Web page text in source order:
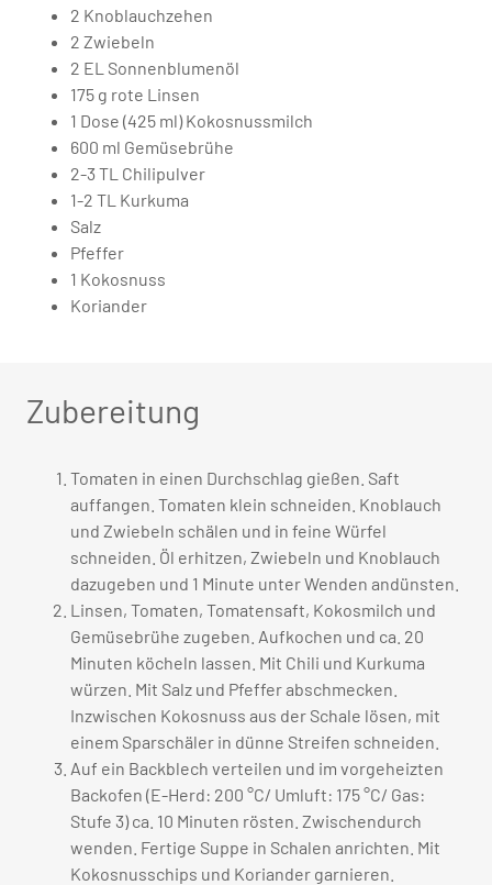
2 Knoblauchzehen
2 Zwiebeln
2 EL Sonnenblumenöl
175 g rote Linsen
1 Dose (425 ml) Kokosnussmilch
600 ml Gemüsebrühe
2-3 TL Chilipulver
1-2 TL Kurkuma
Salz
Pfeffer
1 Kokosnuss
Koriander
Zubereitung
Tomaten in einen Durchschlag gießen. Saft
auffangen. Tomaten klein schneiden. Knoblauch
und Zwiebeln schälen und in feine Würfel
schneiden. Öl erhitzen, Zwiebeln und Knoblauch
dazugeben und 1 Minute unter Wenden andünsten.
Linsen, Tomaten, Tomatensaft, Kokosmilch und
Gemüsebrühe zugeben. Aufkochen und ca. 20
Minuten köcheln lassen. Mit Chili und Kurkuma
würzen. Mit Salz und Pfeffer abschmecken.
Inzwischen Kokosnuss aus der Schale lösen, mit
einem Sparschäler in dünne Streifen schneiden.
Auf ein Backblech verteilen und im vorgeheizten
Backofen (E-Herd: 200 °C/ Umluft: 175 °C/ Gas:
Stufe 3) ca. 10 Minuten rösten. Zwischendurch
wenden. Fertige Suppe in Schalen anrichten. Mit
Kokosnusschips und Koriander garnieren.